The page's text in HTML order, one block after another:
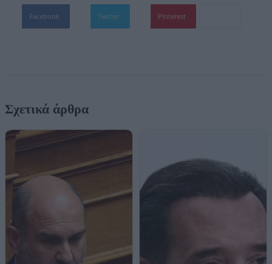
Facebook Twitter Pinterest
Σχετικά άρθρα